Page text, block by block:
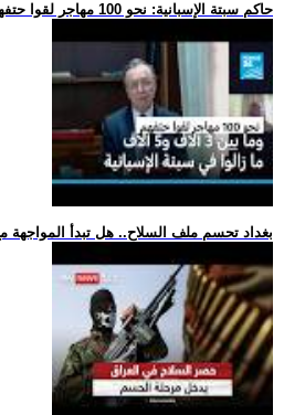
.. حاكم سبتة الإسبانية: نحو 100 مهاجر لقوا حتفهم وما بين 3 آلاف
.. بغداد تحسم ملف السلاح.. هل تبدأ